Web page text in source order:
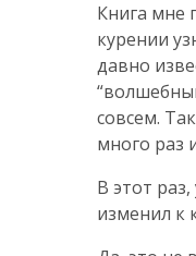
Книга мне
курении
давно
совсем.
много раз
В этот
изменил к